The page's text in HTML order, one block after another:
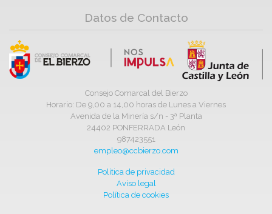
Datos de Contacto
Consejo Comarcal del Bierzo
Horario: De 9,00 a 14,00 horas de Lunes a Viernes
Avenida de la Minería s/n - 3ª Planta
24402 PONFERRADA León
987423551
empleo@ccbierzo.com
Política de privacidad
Aviso legal
Política de cookies